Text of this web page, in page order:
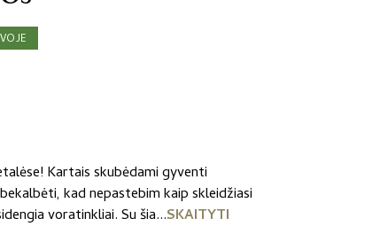
Kartais skubėdami gyventi
kad nepastebim kaip skleidžiasi
voratinkliai. Su šia...SKAITYTI